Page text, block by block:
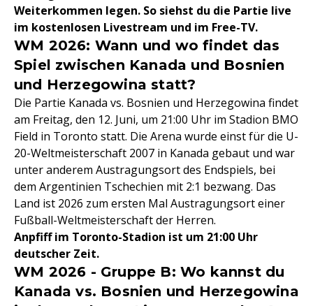
Weiterkommen legen. So siehst du die Partie live
im kostenlosen Livestream und im Free-TV.
WM 2026: Wann und wo findet das
Spiel zwischen Kanada und Bosnien
und Herzegowina statt?
Die Partie Kanada vs. Bosnien und Herzegowina findet
am Freitag, den 12. Juni, um 21:00 Uhr im Stadion BMO
Field in Toronto statt. Die Arena wurde einst für die U-
20-Weltmeisterschaft 2007 in Kanada gebaut und war
unter anderem Austragungsort des Endspiels, bei
dem Argentinien Tschechien mit 2:1 bezwang. Das
Land ist 2026 zum ersten Mal Austragungsort einer
Fußball-Weltmeisterschaft der Herren.
Anpfiff im Toronto-Stadion ist um 21:00 Uhr
deutscher Zeit.
WM 2026 - Gruppe B: Wo kannst du
Kanada vs. Bosnien und Herzegowina